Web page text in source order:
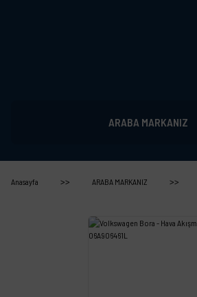
ARABA MARKANIZ
Anasayfa ARABA MARKANIZ